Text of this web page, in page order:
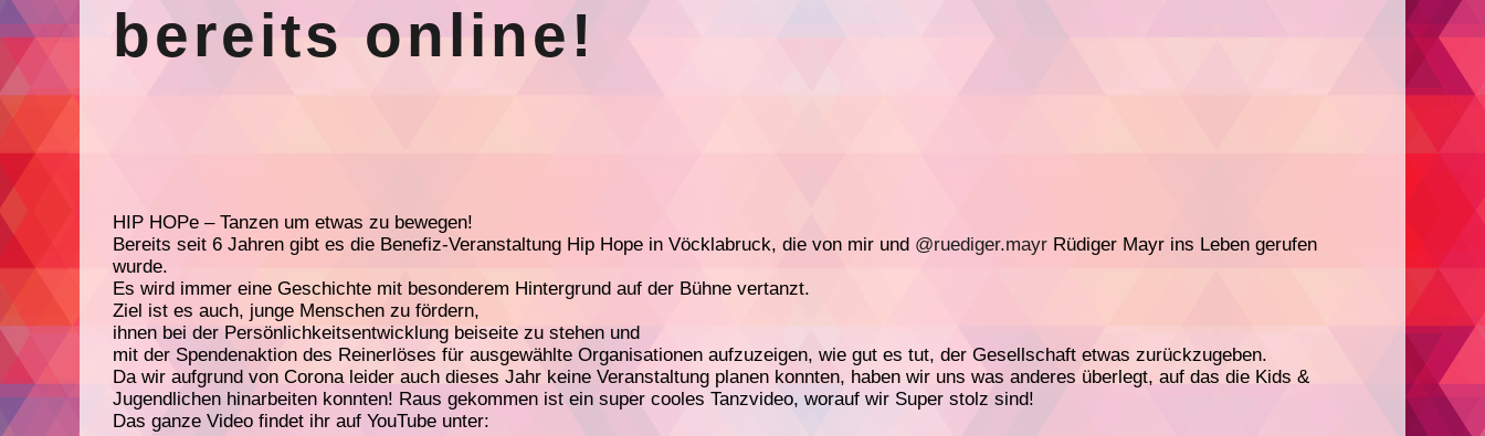
bereits online!
HIP HOPe – Tanzen um etwas zu bewegen!
Bereits seit 6 Jahren gibt es die Benefiz-Veranstaltung Hip Hope in Vöcklabruck, die von mir und @ruediger.mayr Rüdiger Mayr ins Leben gerufen
wurde.
Es wird immer eine Geschichte mit besonderem Hintergrund auf der Bühne vertanzt.
Ziel ist es auch, junge Menschen zu fördern,
ihnen bei der Persönlichkeitsentwicklung beiseite zu stehen und
mit der Spendenaktion des Reinerlöses für ausgewählte Organisationen aufzuzeigen, wie gut es tut, der Gesellschaft etwas zurückzugeben.
Da wir aufgrund von Corona leider auch dieses Jahr keine Veranstaltung planen konnten, haben wir uns was anderes überlegt, auf das die Kids &
Jugendlichen hinarbeiten konnten! Raus gekommen ist ein super cooles Tanzvideo, worauf wir Super stolz sind!
Das ganze Video findet ihr auf YouTube unter: